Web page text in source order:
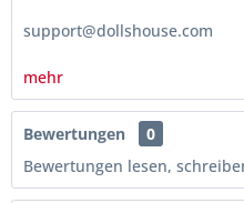
support@dollshouse.com
mehr
Bewertungen
0
Bewertungen lesen,